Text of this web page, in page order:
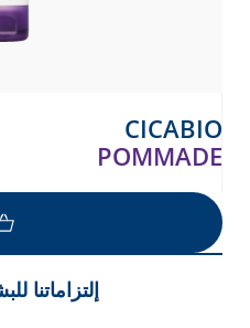
CICABIO
POMMADE
إلتزاماتنا